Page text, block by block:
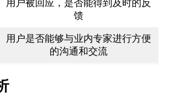
用户被回应，是否能得到及时的反
馈
用户是否能够与业内专家进行方便
的沟通和交流